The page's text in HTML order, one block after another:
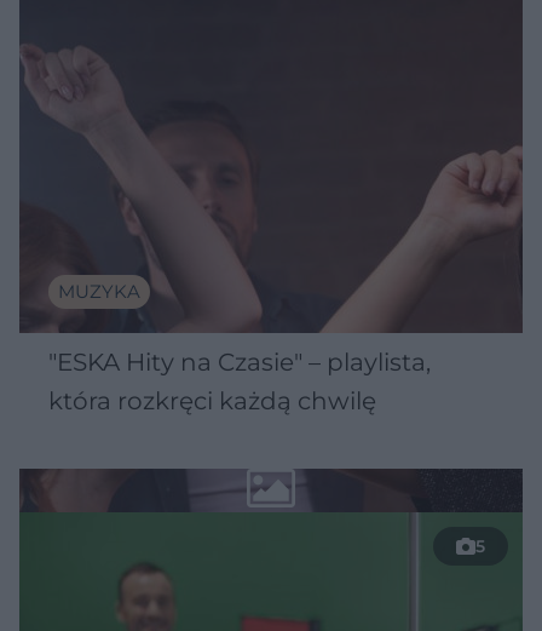
MUZYKA
"ESKA Hity na Czasie" – playlista,
która rozkręci każdą chwilę
5